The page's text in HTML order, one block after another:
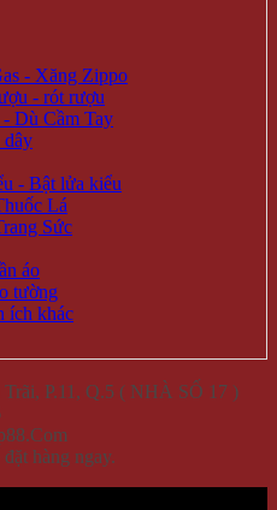
- Xăng Zippo
- rót rượu
Dù Cầm Tay
dây
- Bật lửa kiểu
Lá
Sức
áo
tường
ích khác
P.11, Q.5 ( NHÀ SỐ 17 )
đặt hàng ngay.